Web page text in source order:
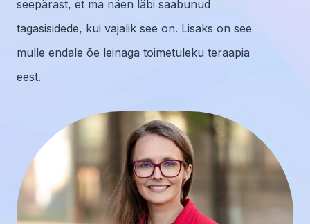
seepärast, et ma näen läbi saabunud
tagasisidede, kui vajalik see on. Lisaks on see
mulle endale õe leinaga toimetuleku teraapia
eest.